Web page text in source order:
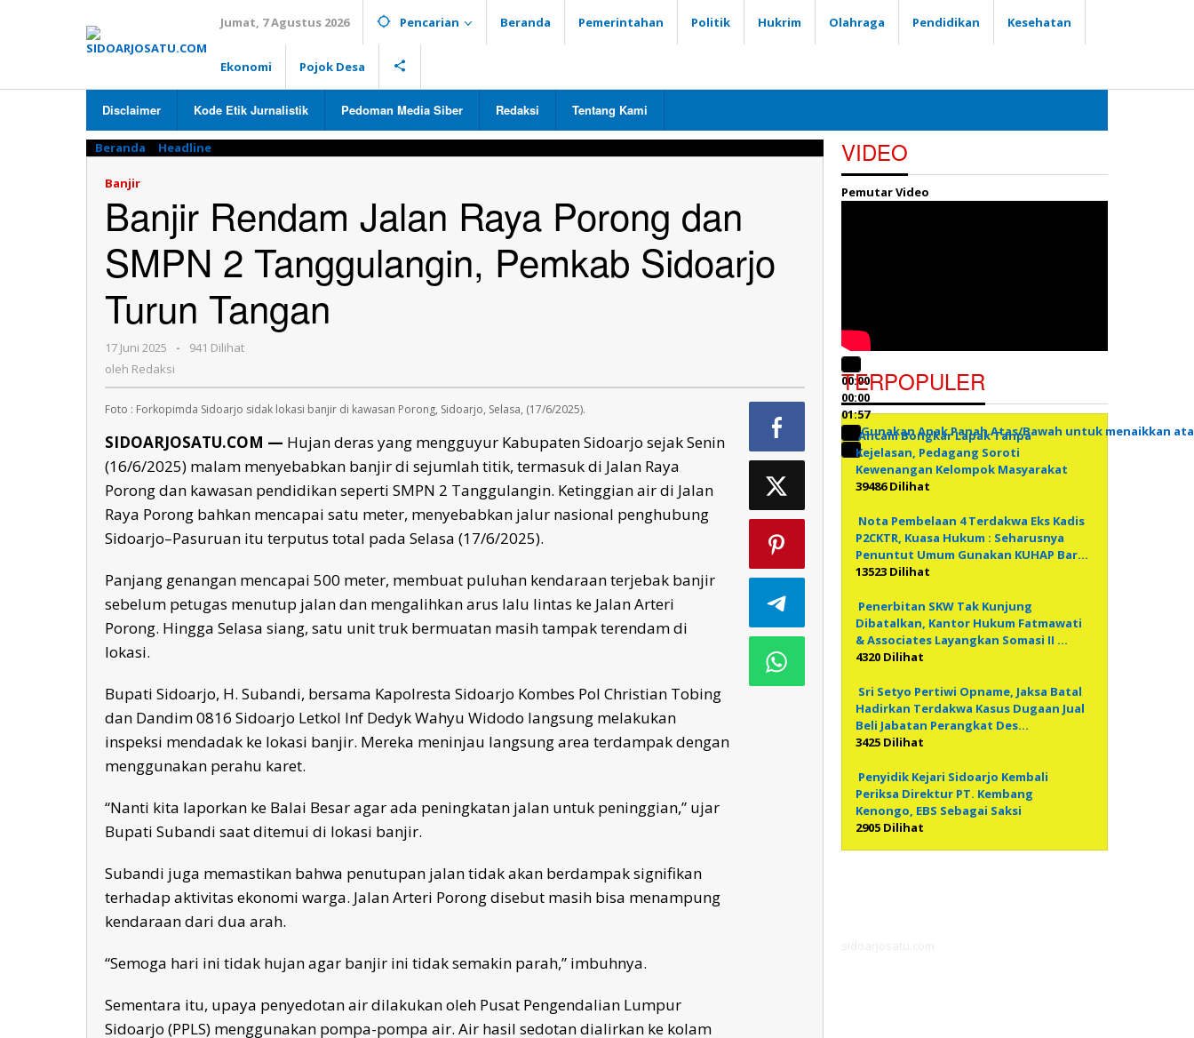
Jumat, 7 Agustus 2026 Pencarian Beranda Pemerintahan Politik Hukrim Olahraga Pendidikan Kesehatan
Ekonomi Pojok Desa
Disclaimer Kode Etik Jurnalistik Pedoman Media Siber Redaksi Tentang Kami
Beranda Headline
Porong
dan
SMPN
2
Tanggulangin,
Pemkab
Sidoarjo
Tangan
Banjir
Banjir Rendam Jalan Raya Porong dan
SMPN 2 Tanggulangin, Pemkab Sidoarjo
Turun Tangan
17 Juni 2025
oleh
-
941 Dilihat
oleh Redaksi
Foto : Forkopimda Sidoarjo sidak lokasi banjir di kawasan Porong, Sidoarjo, Selasa, (17/6/2025).
SIDOARJOSATU.COM — Hujan deras yang mengguyur Kabupaten Sidoarjo sejak Senin
(16/6/2025) malam menyebabkan banjir di sejumlah titik, termasuk di Jalan Raya
Porong dan kawasan pendidikan seperti SMPN 2 Tanggulangin. Ketinggian air di Jalan
Raya Porong bahkan mencapai satu meter, menyebabkan jalur nasional penghubung
Sidoarjo–Pasuruan itu terputus total pada Selasa (17/6/2025).
Panjang genangan mencapai 500 meter, membuat puluhan kendaraan terjebak banjir
sebelum petugas menutup jalan dan mengalihkan arus lalu lintas ke Jalan Arteri
Porong. Hingga Selasa siang, satu unit truk bermuatan masih tampak terendam di
lokasi.
Bupati Sidoarjo, H. Subandi, bersama Kapolresta Sidoarjo Kombes Pol Christian Tobing
dan Dandim 0816 Sidoarjo Letkol Inf Dedyk Wahyu Widodo langsung melakukan
inspeksi mendadak ke lokasi banjir. Mereka meninjau langsung area terdampak dengan
menggunakan perahu karet.
“Nanti kita laporkan ke Balai Besar agar ada peningkatan jalan untuk peninggian,” ujar
Bupati Subandi saat ditemui di lokasi banjir.
Subandi juga memastikan bahwa penutupan jalan tidak akan berdampak signifikan
terhadap aktivitas ekonomi warga. Jalan Arteri Porong disebut masih bisa menampung
kendaraan dari dua arah.
“Semoga hari ini tidak hujan agar banjir ini tidak semakin parah,” imbuhnya.
Sementara itu, upaya penyedotan air dilakukan oleh Pusat Pengendalian Lumpur
Sidoarjo (PPLS) menggunakan pompa-pompa air. Air hasil sedotan dialirkan ke kolam
VIDEO
Pemutar Video
00:00
00:00
01:57
Gunakan Anak Panah Atas/Bawah untuk menaikkan
TERPOPULER
Ancam Bongkar Lapak Tanpa
Kejelasan, Pedagang Soroti
Kewenangan Kelompok Masyarakat
39486 Dilihat
Nota Pembelaan 4 Terdakwa Eks Kadis
P2CKTR, Kuasa Hukum : Seharusnya
Penuntut Umum Gunakan KUHAP Bar…
13523 Dilihat
Penerbitan SKW Tak Kunjung
Dibatalkan, Kantor Hukum Fatmawati
& Associates Layangkan Somasi II …
4320 Dilihat
Sri Setyo Pertiwi Opname, Jaksa Batal
Hadirkan Terdakwa Kasus Dugaan Jual
Beli Jabatan Perangkat Des…
3425 Dilihat
Penyidik Kejari Sidoarjo Kembali
Periksa Direktur PT. Kembang
Kenongo, EBS Sebagai Saksi
2905 Dilihat